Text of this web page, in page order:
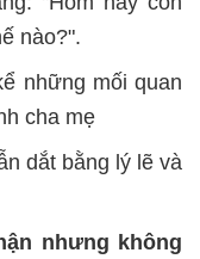
nào?".
những mối quan
cha mẹ
dắt bằng lý lẽ và
nhưng không